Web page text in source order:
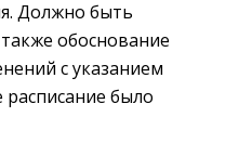
Должно быть
обоснование
с указанием
было